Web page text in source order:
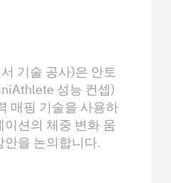
기술 공사)은 안토
성능 컨셉)
매핑 기술을 사용하
션의 체중 변화 움
안을 논의합니다.